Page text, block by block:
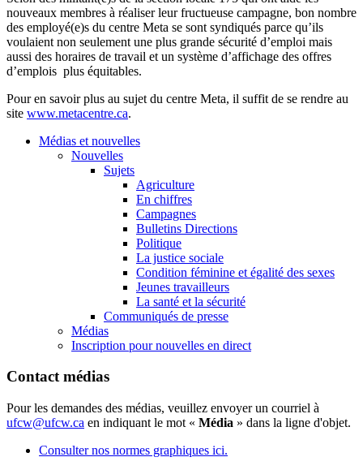
nouveaux membres à réaliser leur fructueuse campagne, bon nombre
des employé(e)s du centre Meta se sont syndiqués parce qu’ils
voulaient non seulement une plus grande sécurité d’emploi mais
aussi des horaires de travail et un système d’affichage des offres
d’emplois plus équitables.
Pour en savoir plus au sujet du centre Meta, il suffit de se rendre au
site www.metacentre.ca.
Médias et nouvelles
Nouvelles
Sujets
Agriculture
En chiffres
Campagnes
Bulletins Directions
Politique
La justice sociale
Condition féminine et égalité des sexes
Jeunes travailleurs
La santé et la sécurité
Communiqués de presse
Médias
Inscription pour nouvelles en direct
Contact médias
Pour les demandes des médias, veuillez envoyer un courriel à
ufcw@ufcw.ca en indiquant le mot « Média » dans la ligne d'objet.
Consulter nos normes graphiques ici.